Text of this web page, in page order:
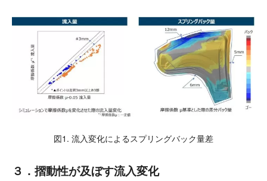
図1. 流入変化によるスプリングバック量差
３．摺動性が及ぼす流入変化